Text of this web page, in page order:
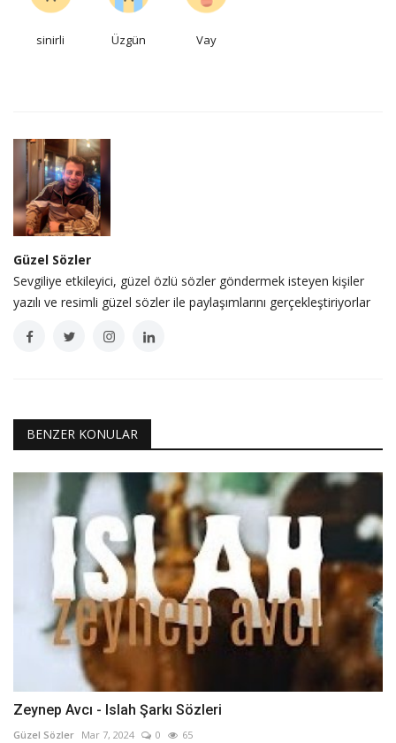
sinirli Üzgün Vay
Güzel Sözler
Sevgiliye etkileyici, güzel özlü sözler göndermek isteyen kişiler
yazılı ve resimli güzel sözler ile paylaşımlarını gerçekleştiriyorlar
BENZER KONULAR
Zeynep Avcı - Islah Şarkı Sözleri
Güzel Sözler Mar 7, 2024 0 65